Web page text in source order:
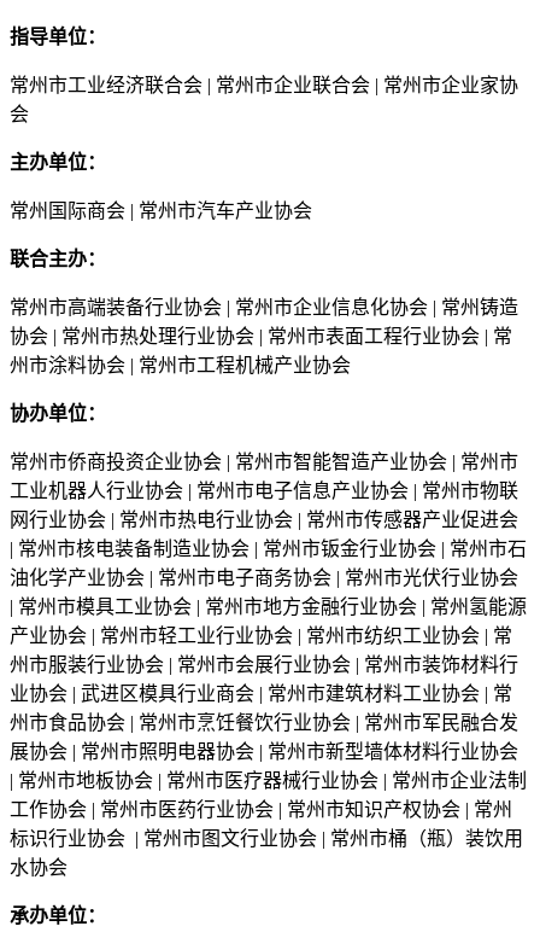
指导单位：
常州市工业经济联合会 | 常州市企业联合会 | 常州市企业家协
会
主办单位：
常州国际商会 | 常州市汽车产业协会
联合主办：
常州市高端装备行业协会 | 常州市企业信息化协会 | 常州铸造
协会 | 常州市热处理行业协会 | 常州市表面工程行业协会 | 常
州市涂料协会 | 常州市工程机械产业协会
协办单位：
常州市侨商投资企业协会 | 常州市智能智造产业协会 | 常州市
工业机器人行业协会 | 常州市电子信息产业协会 | 常州市物联
网行业协会 | 常州市热电行业协会 | 常州市传感器产业促进会
| 常州市核电装备制造业协会 | 常州市钣金行业协会 | 常州市石
油化学产业协会 | 常州市电子商务协会 | 常州市光伏行业协会
| 常州市模具工业协会 | 常州市地方金融行业协会 | 常州氢能源
产业协会 | 常州市轻工业行业协会 | 常州市纺织工业协会 | 常
州市服装行业协会 | 常州市会展行业协会 | 常州市装饰材料行
业协会 | 武进区模具行业商会 | 常州市建筑材料工业协会 | 常
州市食品协会 | 常州市烹饪餐饮行业协会 | 常州市军民融合发
展协会 | 常州市照明电器协会 | 常州市新型墙体材料行业协会
| 常州市地板协会 | 常州市医疗器械行业协会 | 常州市企业法制
工作协会 | 常州市医药行业协会 | 常州市知识产权协会 | 常州
标识行业协会 | 常州市图文行业协会 | 常州市桶（瓶）装饮用
水协会
承办单位：